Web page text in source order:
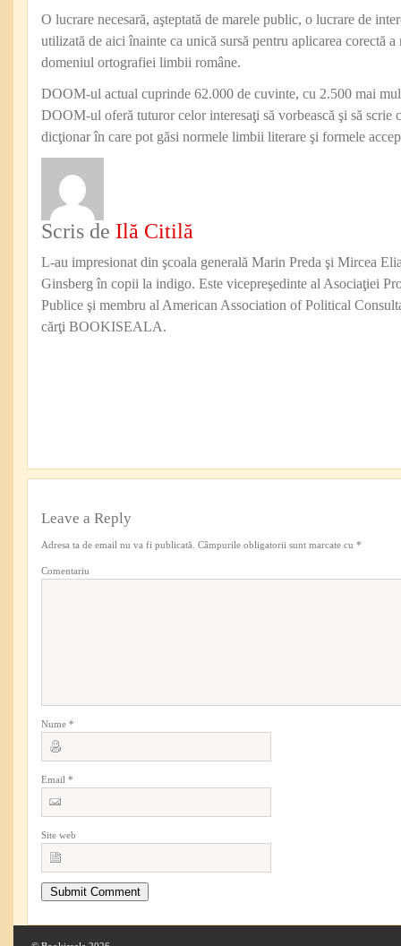
O lucrare necesară, aşteptată de marele public, o lucrare de
utilizată de aici înainte ca unică sursă pentru aplicarea corectă
domeniul ortografiei limbii române.
DOOM-ul actual cuprinde 62.000 de cuvinte, cu 2.500 mai
DOOM-ul oferă tuturor celor interesaţi să vorbească şi să scrie
dicţionar în care pot găsi normele limbii literare şi formele
Scris de Ilă Citilă
L-au impresionat din şcoala generală Marin Preda şi Mircea
Ginsberg în copii la indigo. Este vicepreşedinte al Asociaţiei
Publice şi membru al American Association of Political
cărţi BOOKISEALA.
Leave a Reply
Adresa ta de email nu va fi publicată. Câmpurile obligatorii sunt marcate cu *
Comentariu
Nume *
Email *
Site web